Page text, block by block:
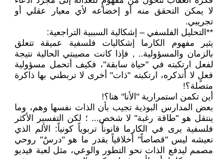
لا يمكن التحقق منه أو إخضاعه لأي معيار عقلي أو
تجريبي.
**التحليل الفلسفي – إشكالية السببية التراجعية:
يثير مفهوم الكارما إشكاليات فلسفية عميقة تتعلق
بالزمان والمسؤولية.. , فإذا كانت مصيبتي الحالية نتيجة
لفعل ارتكبته في "حياة سابقة"، فكيف أتحمل مسؤولية
فعلٍ لا أتذكره، ارتكبته "ذات" أخرى لا تربطني بها ذاكرة
متصلة؟!
أين تكمن استمرارية "الأنا" هنا؟!
بعض المدارس البوذية تجيب بأن الذات نفسها وهم، وما
ينتقل هو "طاقة رغبة" لا شخص... ؛ لكن التفسير الأكثر
فلسفية يرى في الكارما قانوناً تربوياً كونياً: الألم الذي
نعيشه ليس "قصاصاً" أخلاقياً بقدر ما هو "درسٌ" روحي
مصمم ليدفع الذات نحو التطور والوعي، مثل لعبة فيديو